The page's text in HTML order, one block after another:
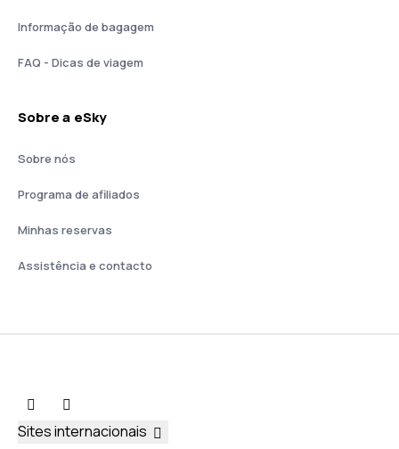
Informação de bagagem
FAQ - Dicas de viagem
Sobre a eSky
Sobre nós
Programa de afiliados
Minhas reservas
Assistência e contacto
Sites internacionais